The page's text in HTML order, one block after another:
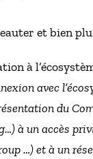
et bien
à
avec
du
à un accès
…) et à un